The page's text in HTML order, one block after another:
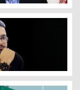
أحمدي نجاد ينفي
إيران تُعدم طالب